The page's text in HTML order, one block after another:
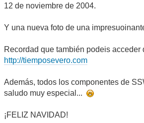
12 de noviembre de 2004.
Y una nueva foto de una
Recordad que también podeis acceder
http://tiemposevero.com
Además, todos los componentes de
saludo muy especial...
¡FELIZ NAVIDAD!